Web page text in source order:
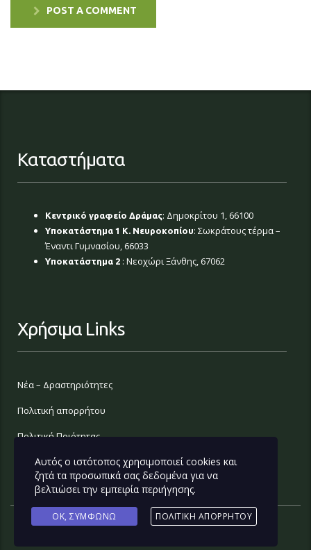
POST A COMMENT
Καταστήματα
Κεντρικό γραφείο Δράμας: Δημοκρίτου 1, 66100
Υποκατάστημα 1 Κ. Νευροκοπίου: Σωκράτους τέρμα –
Έναντι Γυμνασίου, 66033
Υποκατάστημα 2 : Νεοχώρι Ξάνθης, 67062
Χρήσιμα Links
Νέα – Δραστηριότητες
Πολιτική απορρήτου
Πολιτική Ποιότητας
Επικοινωνία
Webdesign byLemonart
Αυτός ο ιστότοπος χρησιμοποιεί cookies και
ζητά τα προσωπικά σας δεδομένα για να
βελτιώσει την εμπειρία περιήγησης.
OK, ΣΥΜΦΩΝΏ ΠΟΛΙΤΙΚΉ ΑΠΟΡΡΉΤΟΥ